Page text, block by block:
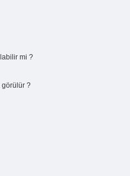
mi ?
görülür ?